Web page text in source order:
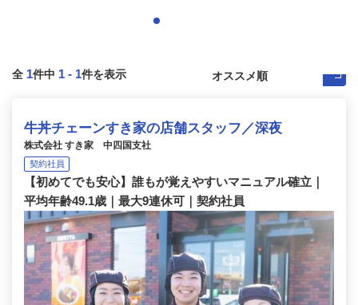
全 1件中 1 - 1件を表示
牛丼チェーンすき家の店舗スタッフ／深夜
株式会社 すき家 中四国支社
契約社員
【初めてでも安心】誰もが覚えやすいマニュアル確立｜
平均年齢49.1歳｜最大9連休可｜契約社員